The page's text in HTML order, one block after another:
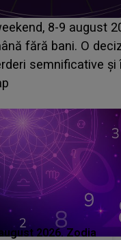
DETALIU
concurentul
NEAȘTEPTATĂ
în față, eu nu te
august 2026. Zodia